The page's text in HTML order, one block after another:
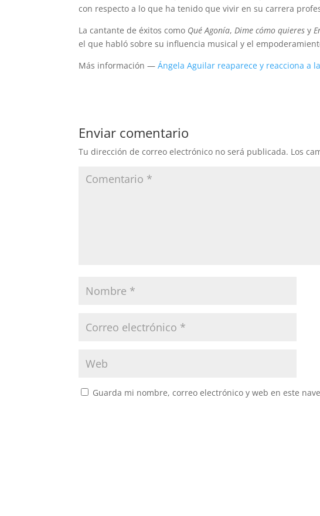
con respecto a lo que ha tenido que vivir en su carrera
La cantante de éxitos como Qué Agonía,Dime cómo quieres y
el que habló sobre su influencia musical y el
Más información —Ángela Aguilar reaparece y reacciona a
Enviar comentario
Tu dirección de correo electrónico no será publicada. Los
Guarda mi nombre, correo electrónico y web en este